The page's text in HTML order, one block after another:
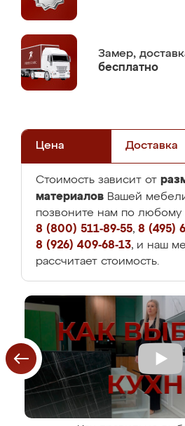
Замер,
бесплатно
Цена Доставка
Стоимость зависит от
материалов Вашей
позвоните нам по любому
8 (800) 511-89-55, 8 (495)
8 (926) 409-68-13, и наш
рассчитает стоимость.